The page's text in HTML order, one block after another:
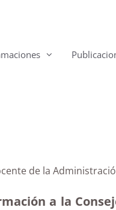
de la
a la